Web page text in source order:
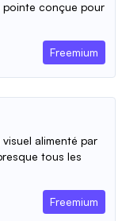
pointe conçue pour
Freemium
alimenté par
tous les
Freemium